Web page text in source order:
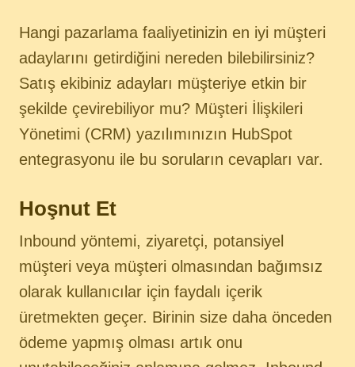
Hangi pazarlama faaliyetinizin en iyi müşteri
adaylarını getirdiğini nereden bilebilirsiniz?
Satış ekibiniz adayları müşteriye etkin bir
şekilde çevirebiliyor mu? Müşteri İlişkileri
Yönetimi (CRM) yazılımınızın HubSpot
entegrasyonu ile bu soruların cevapları var.
Hoşnut Et
Inbound yöntemi, ziyaretçi, potansiyel
müşteri veya müşteri olmasından bağımsız
olarak kullanıcılar için faydalı içerik
üretmekten geçer. Birinin size daha önceden
ödeme yapmış olması artık onu